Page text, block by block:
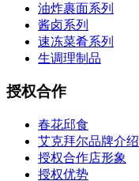
油炸裹面系列
酱卤系列
速冻菜肴系列
生调理制品
授权合作
春花邱食
艾克拜尔品牌介绍
授权合作店形象
授权优势